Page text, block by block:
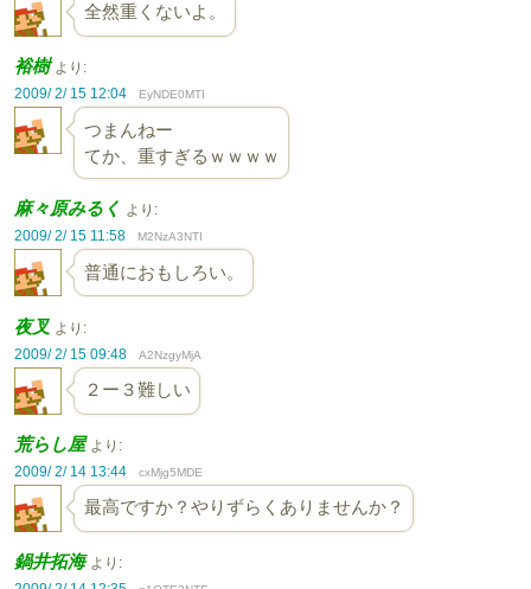
全然重くないよ。
裕樹 より:
2009/ 2/ 15 12:04
EyNDE0MTI
つまんねー
てか、重すぎるｗｗｗｗ
麻々原みるく より:
2009/ 2/ 15 11:58
M2NzA3NTI
普通におもしろい。
夜叉 より:
2009/ 2/ 15 09:48
A2NzgyMjA
２ー３難しい
荒らし屋 より:
2009/ 2/ 14 13:44
cxMjg5MDE
最高ですか？やりずらくありませんか？
鍋井拓海 より: